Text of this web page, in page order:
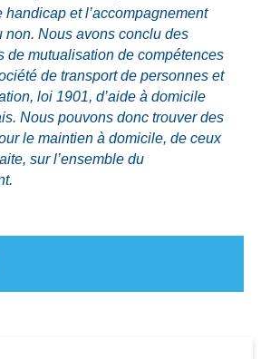
handicap et l’accompagnement
non. Nous avons conclu des
de mutualisation de compétences
de transport de personnes et
loi 1901, d’aide à domicile
Nous pouvons donc trouver des
le maintien à domicile, de ceux
sur l’ensemble du